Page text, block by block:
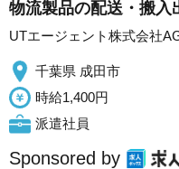
物流製品の配送・搬入
UTエージェント株式会社
千葉県 成田市
時給1,400円
派遣社員
Sponsored by